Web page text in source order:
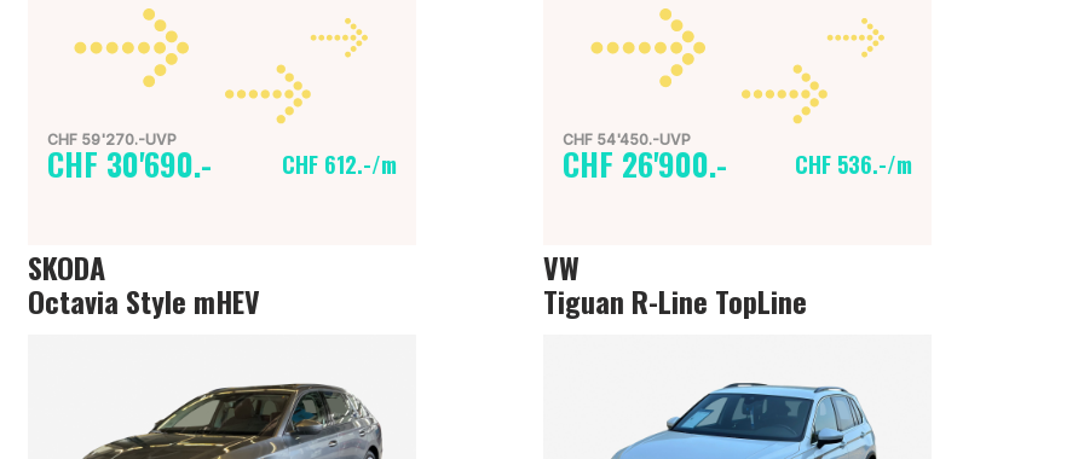
CHF 59'270.-UVP
CHF 30'690.- CHF 612.-/m
CHF 54'450.-UVP
CHF 26'900.- CHF 536.-/m
SKODA
Octavia Style mHEV
VW
Tiguan R-Line TopLine